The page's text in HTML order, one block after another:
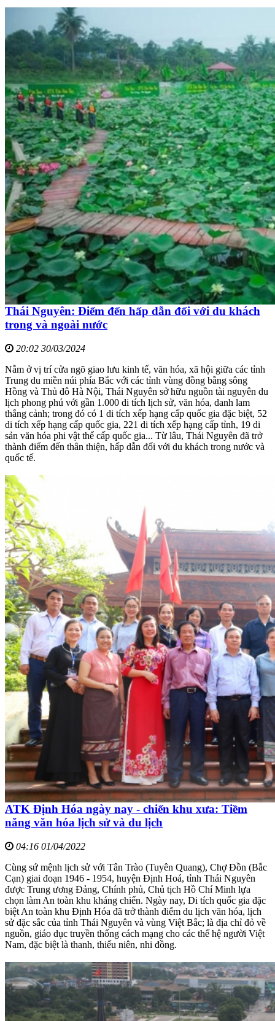
Thái Nguyên: Điểm đến hấp dẫn đối với du khách
trong và ngoài nước
20:02 30/03/2024
Nằm ở vị trí cửa ngõ giao lưu kinh tế, văn hóa, xã hội giữa các tỉnh
Trung du miền núi phía Bắc với các tỉnh vùng đồng bằng sông
Hồng và Thủ đô Hà Nội, Thái Nguyên sở hữu nguồn tài nguyên du
lịch phong phú với gần 1.000 di tích lịch sử, văn hóa, danh lam
thắng cảnh; trong đó có 1 di tích xếp hạng cấp quốc gia đặc biệt, 52
di tích xếp hạng cấp quốc gia, 221 di tích xếp hạng cấp tỉnh, 19 di
sản văn hóa phi vật thể cấp quốc gia... Từ lâu, Thái Nguyên đã trở
thành điểm đến thân thiện, hấp dẫn đối với du khách trong nước và
quốc tế.
ATK Định Hóa ngày nay - chiến khu xưa: Tiềm
năng văn hóa lịch sử và du lịch
04:16 01/04/2022
Cùng sứ mệnh lịch sử với Tân Trào (Tuyên Quang), Chợ Đồn (Bắc
Cạn) giai đoạn 1946 - 1954, huyện Định Hoá, tỉnh Thái Nguyên
được Trung ương Đảng, Chính phủ, Chủ tịch Hồ Chí Minh lựa
chọn làm An toàn khu kháng chiến. Ngày nay, Di tích quốc gia đặc
biệt An toàn khu Định Hóa đã trở thành điểm du lịch văn hóa, lịch
sử đặc sắc của tỉnh Thái Nguyên và vùng Việt Bắc; là địa chỉ đỏ về
nguồn, giáo dục truyền thống cách mạng cho các thế hệ người Việt
Nam, đặc biệt là thanh, thiếu niên, nhi đồng.